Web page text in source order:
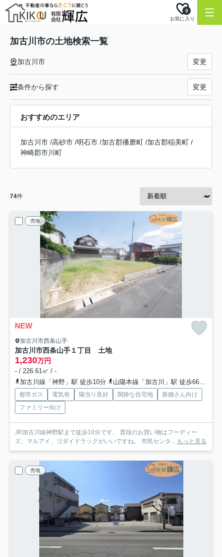
お気に入り
0
加古川市の土地検索一覧
加古川市 変更
条件から探す 変更
おすすめのエリア
加古川市 /高砂市 /明石市 /加古郡播磨町 /加古郡稲美町 /
神崎郡市川町
74件
売地
NEW
加古川市西条山手
加古川市西条山手１丁目 土地
1,230万円
- / 226.61㎡ / -
加古川線「神野」駅 徒歩10分
山陽本線「加古川」駅 徒歩66分
都市ガス 電気有 陽当り良好 閑静な住宅地
新婚さん向け
ファミリー向け
JR加古川線神野駅まで徒歩10分です。 普段のお買い物はフーディー
ズ、マルアイ、ゴダイドラッグがいいですね。 市民センタ... もっと見る
売地